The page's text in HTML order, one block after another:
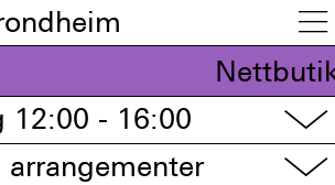

12:00 - 16:00
▽
arrangementer ▽